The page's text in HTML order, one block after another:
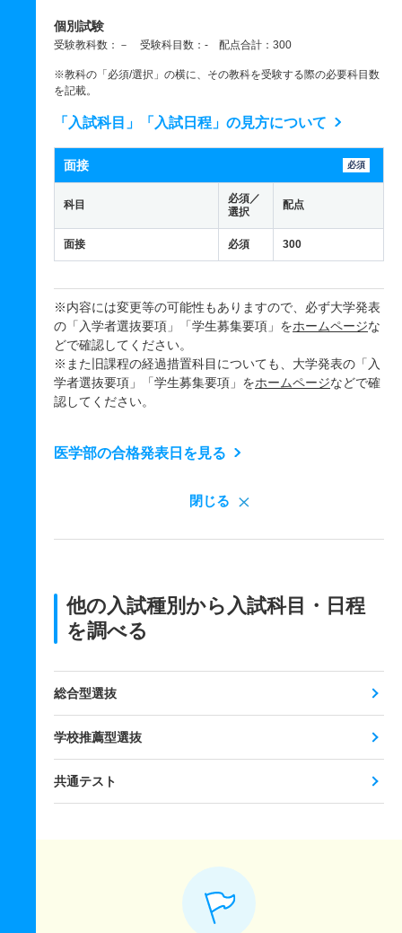
個別試験
受験教科数：－ 受験科目数：- 配点合計：300
※教科の「必須/選択」の横に、その教科を受験する際の必要科目数
を記載。
「入試科目」「入試日程」の見方について
面接 必須
科目
必須／
選択
配点
面接 必須 300
※内容には変更等の可能性もありますので、必ず大学発表
の「入学者選抜要項」「学生募集要項」をホームページな
どで確認してください。
※また旧課程の経過措置科目についても、大学発表の「入
学者選抜要項」「学生募集要項」をホームページなどで確
認してください。
医学部の合格発表日を見る
閉じる
他の入試種別から入試科目・日程
を調べる
総合型選抜
学校推薦型選抜
共通テスト